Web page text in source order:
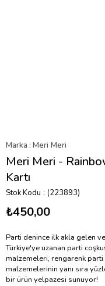
Marka : Meri Meri
Meri Meri -
Kartı
Stok Kodu (223893)
₺450,00
Parti denince ilk akla gelen
Türkiye'ye uzanan parti
malzemeleri, rengarenk
malzemelerinin yanı sıra
bir ürün yelpazesi sunuyor!